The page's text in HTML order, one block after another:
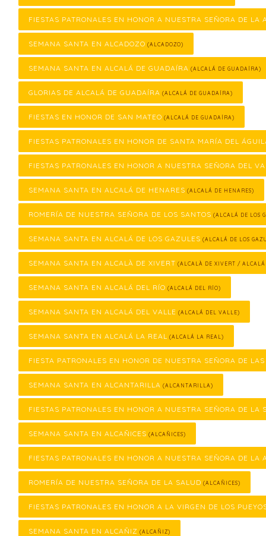
FIESTAS PATRONALES EN HONOR A NUESTRA SEÑORA DE LA
SEMANA SANTA EN ALCADOZO (ALCADOZO)
SEMANA SANTA EN ALCALÁ DE GUADAÍRA (ALCALÁ DE GUADAÍRA)
GLORIAS DE ALCALÁ DE GUADAÍRA (ALCALÁ DE GUADAÍRA)
FIESTAS EN HONOR DE SAN MATEO (ALCALÁ DE GUADAÍRA)
FIESTAS PATRONALES EN HONOR DE SANTA MARÍA DEL
FIESTAS PATRONALES EN HONOR A NUESTRA SEÑORA DEL
SEMANA SANTA EN ALCALÁ DE HENARES (ALCALÁ DE HENARES)
ROMERÍA DE NUESTRA SEÑORA DE LOS SANTOS (ALCALÁ DE LOS
SEMANA SANTA EN ALCALÁ DE LOS GAZULES (ALCALÁ DE LOS
SEMANA SANTA EN ALCALÀ DE XIVERT (ALCALÀ DE XIVERT /
SEMANA SANTA EN ALCALÁ DEL RÍO (ALCALÁ DEL RÍO)
SEMANA SANTA EN ALCALÁ DEL VALLE (ALCALÁ DEL VALLE)
SEMANA SANTA EN ALCALÁ LA REAL (ALCALÁ LA REAL)
FIESTA PATRONALES EN HONOR DE NUESTRA SEÑORA DE LAS
SEMANA SANTA EN ALCANTARILLA (ALCANTARILLA)
FIESTAS PATRONALES EN HONOR A NUESTRA SEÑORA DE LA
SEMANA SANTA EN ALCAÑICES (ALCAÑICES)
FIESTAS PATRONALES EN HONOR A NUESTRA SEÑORA DE LA
ROMERÍA DE NUESTRA SEÑORA DE LA SALUD (ALCAÑICES)
FIESTAS PATRONALES EN HONOR A LA VIRGEN DE LOS
SEMANA SANTA EN ALCAÑIZ (ALCAÑIZ)